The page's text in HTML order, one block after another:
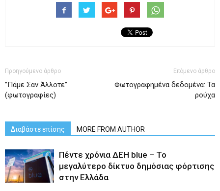
Προηγούμενο άρθρο
”Πάμε Σαν Άλλοτε”
(φωτογραφίες)
Επόμενο άρθρο
Φωτογραφημένα δεδομένα: Τα
ρούχα
Διαβάστε επίσης MORE FROM AUTHOR
Πέντε χρόνια ΔΕΗ blue – Το
μεγαλύτερο δίκτυο δημόσιας φόρτισης
στην Ελλάδα